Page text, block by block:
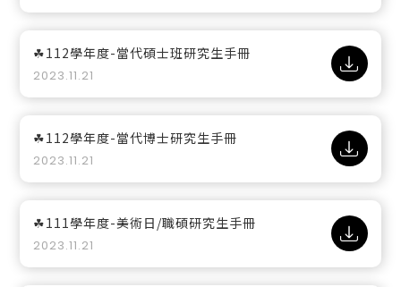
☘112學年度-當代碩士班研究生手冊
2023.11.21
☘112學年度-當代博士研究生手冊
2023.11.21
☘111學年度-美術日/職碩研究生手冊
2023.11.21